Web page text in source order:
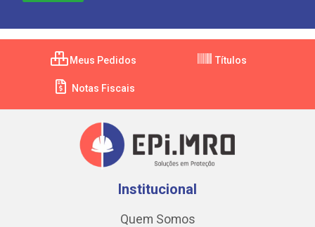
Meus Pedidos Títulos
Notas Fiscais
Institucional
Quem Somos